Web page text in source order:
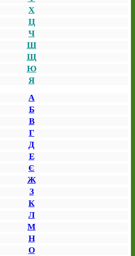
Х
Ц
Ч
Ш
Щ
Ю
Я
А
Б
В
Г
Д
Е
Є
Ж
З
К
Л
М
Н
О